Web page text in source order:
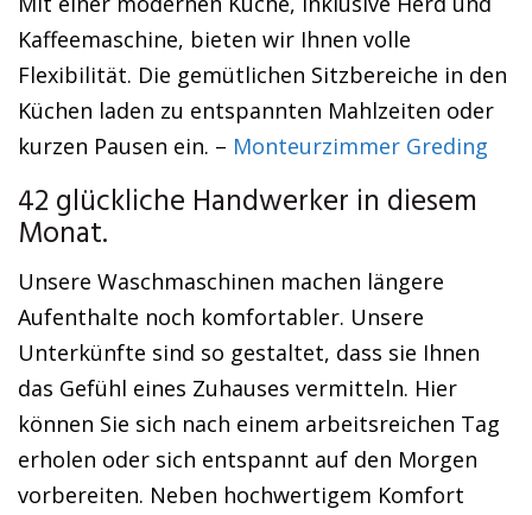
Kaffeemaschine, bieten wir Ihnen volle
Flexibilität. Die gemütlichen Sitzbereiche in den
Küchen laden zu entspannten Mahlzeiten oder
kurzen Pausen ein. – Monteurzimmer Greding
42 glückliche Handwerker in diesem
Monat.
Unsere Waschmaschinen machen längere
Aufenthalte noch komfortabler. Unsere
Unterkünfte sind so gestaltet, dass sie Ihnen
das Gefühl eines Zuhauses vermitteln. Hier
können Sie sich nach einem arbeitsreichen Tag
erholen oder sich entspannt auf den Morgen
vorbereiten. Neben hochwertigem Komfort